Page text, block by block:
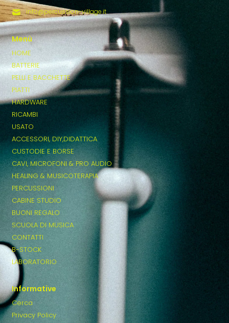
info@percussion-village.it
Menù
HOME
BATTERIE
PELLI E BACCHETTE
PIATTI
HARDWARE
RICAMBI
USATO
ACCESSORI, DIY,DIDATTICA
CUSTODIE E BORSE
CAVI, MICROFONI & PRO AUDIO
HEALING & MUSICOTERAPIA
PERCUSSIONI
CABINE STUDIO
BUONI REGALO
SCUOLA DI MUSICA
CONTATTI
B-STOCK
LABORATORIO
Informative
Cerca
Privacy Policy